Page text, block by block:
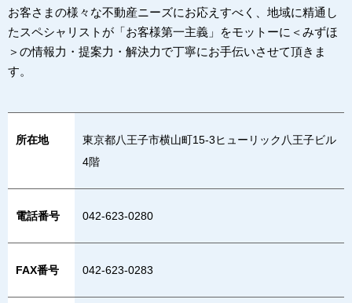
お客さまの様々な不動産ニーズにお応えすべく、地域に精通し
たスペシャリストが「お客様第一主義」をモットーに＜みずほ
＞の情報力・提案力・解決力で丁寧にお手伝いさせて頂きま
す。
所在地
東京都八王子市横山町15-3ヒューリック八王子ビル
4階
電話番号 042-623-0280
FAX番号 042-623-0283